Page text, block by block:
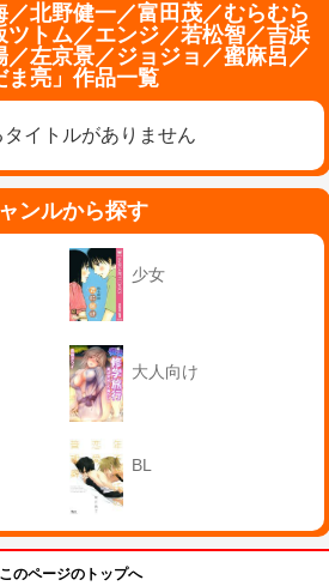
北野健一／富田茂／むらむら
ツトム／エンジ／若松智／吉浜
／左京景／ジョジョ／蜜麻呂／
ま亮」作品一覧
イトルがありません
ンルから探す
少女
大人向け
BL
のページのトップへ